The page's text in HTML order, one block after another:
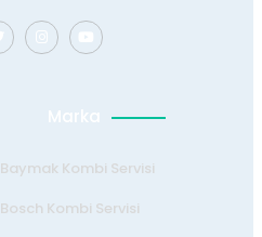
Marka
Baymak Kombi Servisi
Bosch Kombi Servisi